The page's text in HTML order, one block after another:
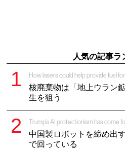
人気の記事ラ
How lasers could help provide fuel
核廃棄物は「地上ウラン
生を狙う
Trump’s AI protectionism has come
中国製ロボットを締め出
で回っている